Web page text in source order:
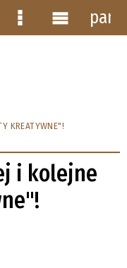
KREATYWNE"!
i kolejne
MenuMenu